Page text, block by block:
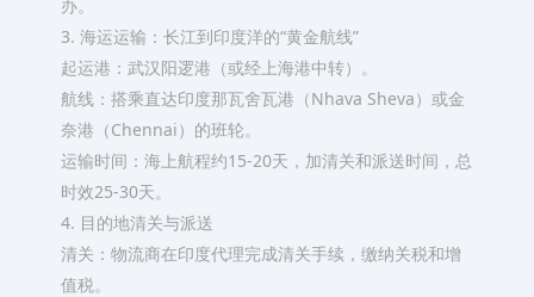
办。
3. 海运运输：长江到印度洋的“黄金航线”
‌起运港‌：武汉阳逻港（或经上海港中转）。
‌航线‌：搭乘直达印度那瓦舍瓦港（Nhava Sheva）或金
奈港（Chennai）的班轮。
‌运输时间‌：海上航程约15-20天，加清关和派送时间，总
时效25-30天。
4. 目的地清关与派送
‌清关‌：物流商在印度代理完成清关手续，缴纳关税和增
值税。